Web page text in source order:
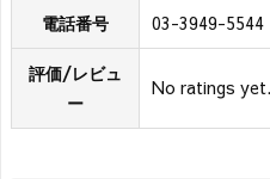
電話番号 03-3949-5544
評価/レビュ
ー
No ratings yet.